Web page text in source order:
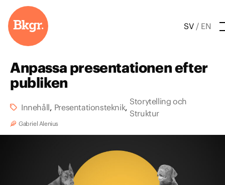
SV / EN
Hem
Presentationer
Contentproduktion
Utbildningar
Kundcase
Blogg
Kontakt
Anpassa presentationen efter
publiken
Innehåll, Presentationsteknik,
Storytelling och
Struktur
Gabriel Alenius